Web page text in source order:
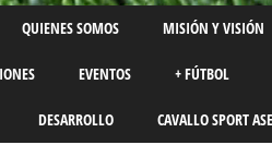
menu
QUIENES SOMOS MISIÓN Y VISIÓN
EVENTOS + FÚTBOL
DESARROLLO CAVALLO SPORT